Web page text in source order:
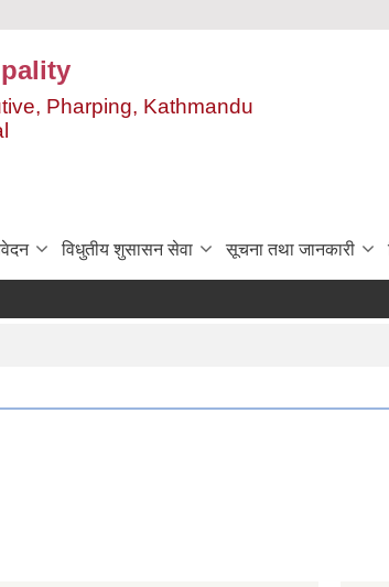
Pharping, Kathmandu
विधुतीय शुसासन सेवा सूचना तथा जानकारी